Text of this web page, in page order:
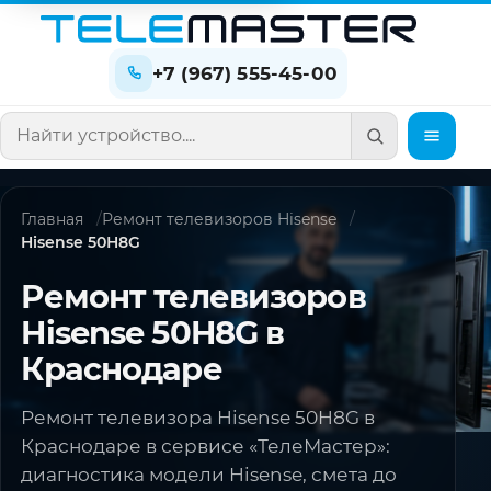
+7 (967) 555-45-00
Поиск по сайту
Главная
Ремонт телевизоров Hisense
Hisense 50H8G
Ремонт телевизоров
Hisense 50H8G в
Краснодаре
Ремонт телевизора Hisense 50H8G в
Краснодаре в сервисе «ТелеМастер»:
диагностика модели Hisense, смета до